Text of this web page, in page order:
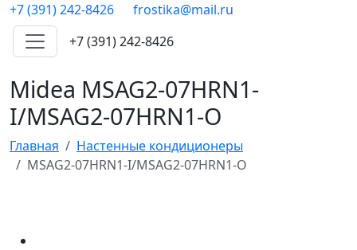
+7 (391) 242-8426
frostika@mail.ru
+7 (391) 242-8426
Midea MSAG2-07HRN1-
I/MSAG2-07HRN1-O
Главная
Настенные кондиционеры
MSAG2-07HRN1-I/MSAG2-07HRN1-O